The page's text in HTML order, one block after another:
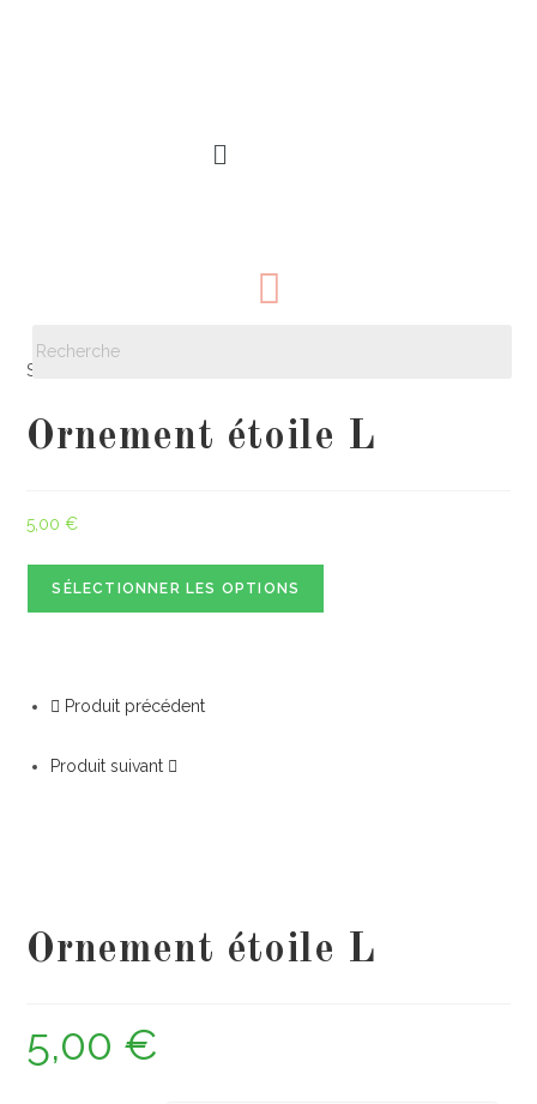
Sélectionné :
Ornement étoile L
5,00€
SÉLECTIONNER LES OPTIONS
Produit précédent
Produit suivant
Ornement étoile L
5,00 €